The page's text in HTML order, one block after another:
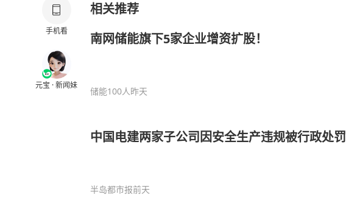
手机看
元宝 · 新闻妹
相关推荐
南网储能旗下5家企业增资扩股！
储能100人昨天
中国电建两家子公司因安全生产违规被行政处罚
半岛都市报前天